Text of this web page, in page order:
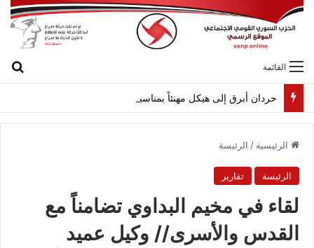
القائمة
حردان أبرق إلى هيكل مهنئاً بمناسبة عيد الجيش
الرئيسية / الرئيسة
الرئيسة تقارير
لقاء في مخيم البداوي تضامناً مع
القدس والأسرى// وكيل عميد